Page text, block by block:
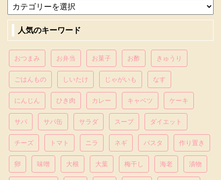
人気のキーワード
おつまみ お弁当 お菓子 お酢 きゅうり
ごはんもの しいたけ じゃがいも なす
にんじん ひき肉 カレー キャベツ ケーキ
サバ サバ缶 サラダ スープ ダイエット
チーズ トマト ニラ ネギ パスタ 作り置き
卵 味噌 大根 大葉 梅干し 海老 漬物